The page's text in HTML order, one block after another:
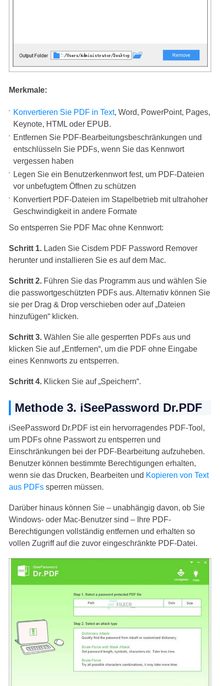
Merkmale:
Konvertieren Sie PDF in Text, Word, PowerPoint, Pages,
Keynote, HTML oder EPUB.
Entfernen Sie PDF-Bearbeitungsbeschränkungen und
entschlüsseln Sie PDFs, wenn Sie das Kennwort
vergessen haben
Legen Sie ein Benutzerkennwort fest, um PDF-Dateien
vor unbefugtem Öffnen zu schützen
Konvertiert PDF-Dateien im Stapelbetrieb mit ultrahoher
Geschwindigkeit in andere Formate
So entsperren Sie PDF Mac ohne Kennwort:
Schritt 1.Laden Sie Cisdem PDF Password Remover
herunter und installieren Sie es auf dem Mac.
Schritt 2.Führen Sie das Programm aus und wählen Sie
die passwortgeschützten PDFs aus. Alternativ können Sie
sie per Drag & Drop verschieben oder auf „Dateien
hinzufügen“ klicken.
Schritt 3.Wählen Sie alle gesperrten PDFs aus und
klicken Sie auf „Entfernen“, um die PDF ohne Eingabe
eines Kennworts zu entsperren.
Schritt 4.Klicken Sie auf „Speichern“.
Methode 3. iSeePassword Dr.PDF
iSeePassword Dr.PDF ist ein hervorragendes PDF-Tool,
um PDFs ohne Passwort zu entsperren und
Einschränkungen bei der PDF-Bearbeitung aufzuheben.
Benutzer können bestimmte Berechtigungen erhalten,
wenn sie das Drucken, Bearbeiten und Kopieren von Text
aus PDFssperren müssen.
Darüber hinaus können Sie – unabhängig davon, ob Sie
Windows- oder Mac-Benutzer sind – Ihre PDF-
Berechtigungen vollständig entfernen und erhalten so
vollen Zugriff auf die zuvor eingeschränkte PDF-Datei.